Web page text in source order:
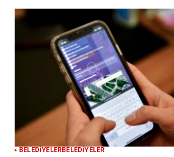
BELEDİYELERBELEDİYELER